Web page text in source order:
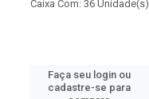
Caixa Com: 36 Unidade(s)
Faça seu login ou
cadastre-se para